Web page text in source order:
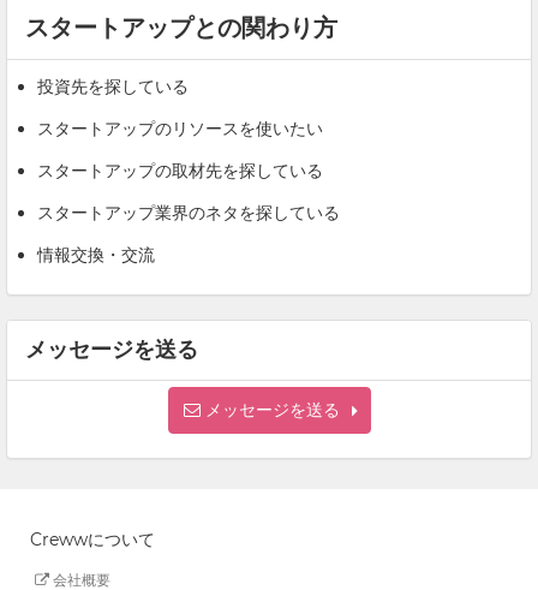
スタートアップとの関わり方
投資先を探している
スタートアップのリソースを使いたい
スタートアップの取材先を探している
スタートアップ業界のネタを探している
情報交換・交流
メッセージを送る
メッセージを送る
Crewwについて
会社概要